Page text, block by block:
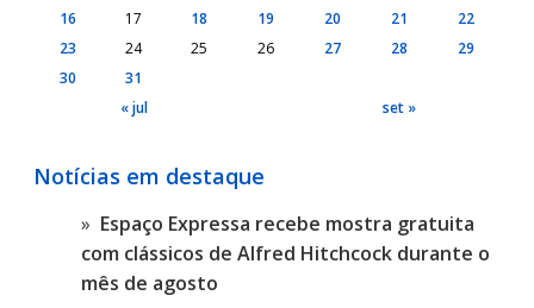
16
17 18 19 20 21
22
23
24 25 26 27 28
29
30
31
« jul
set »
Notícias em destaque
Espaço Expressa recebe mostra gratuita
com clássicos de Alfred Hitchcock durante o
mês de agosto